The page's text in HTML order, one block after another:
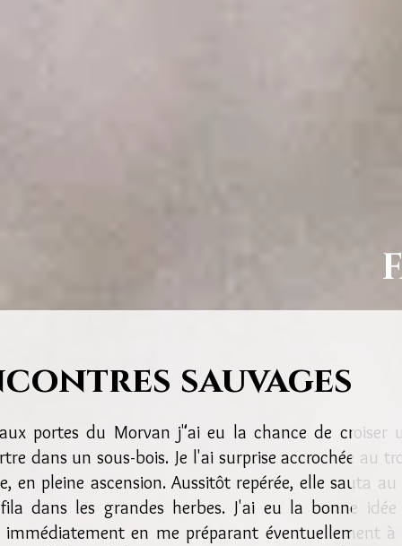
sauvages
portes du Morvan j"ai eu la chance de croiser
dans un sous-bois. Je l'ai surprise accrochée au
en pleine ascension. Aussitôt repérée, elle sauta au
dans les grandes herbes. J'ai eu la bonne idée
immédiatement en me préparant éventuellement
Ma curieuse